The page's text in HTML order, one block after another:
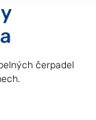
čerpadel